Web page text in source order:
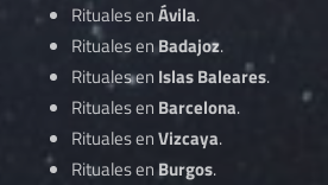
Rituales enÁvila.
Rituales en Badajoz.
Rituales en Islas Baleares.
Rituales en Barcelona.
Rituales enVizcaya.
Rituales en Burgos.